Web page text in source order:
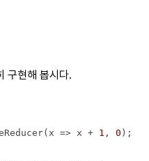
구현해 봅시다.
x => x + 1 , 0